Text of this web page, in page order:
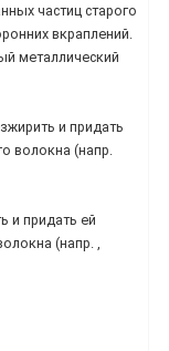
частиц старого
вкраплений.
металлический
и придать
волокна (напр.
и придать ей
(напр. ,